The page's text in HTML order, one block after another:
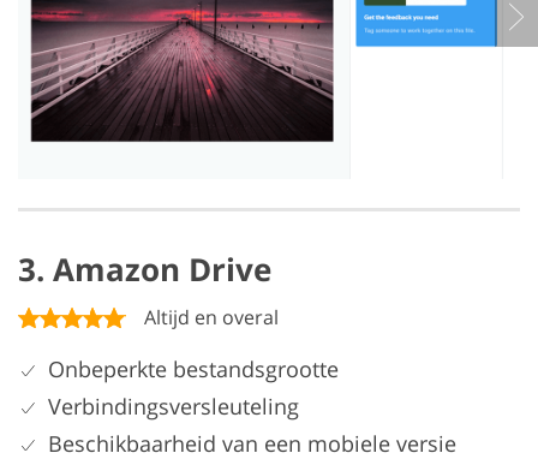
3. Amazon Drive
Altijd en overal
Onbeperkte bestandsgrootte
Verbindingsversleuteling
Beschikbaarheid van een mobiele versie